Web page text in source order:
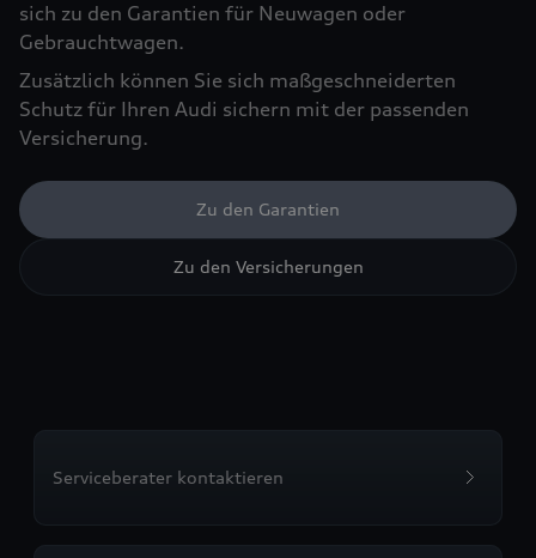
sich zu den Garantien für Neuwagen oder
Gebrauchtwagen.
Zusätzlich können Sie sich maßgeschneiderten
Schutz für Ihren Audi sichern mit der passenden
Versicherung.
Zu den Garantien
Zu den Versicherungen
Serviceberater kontaktieren